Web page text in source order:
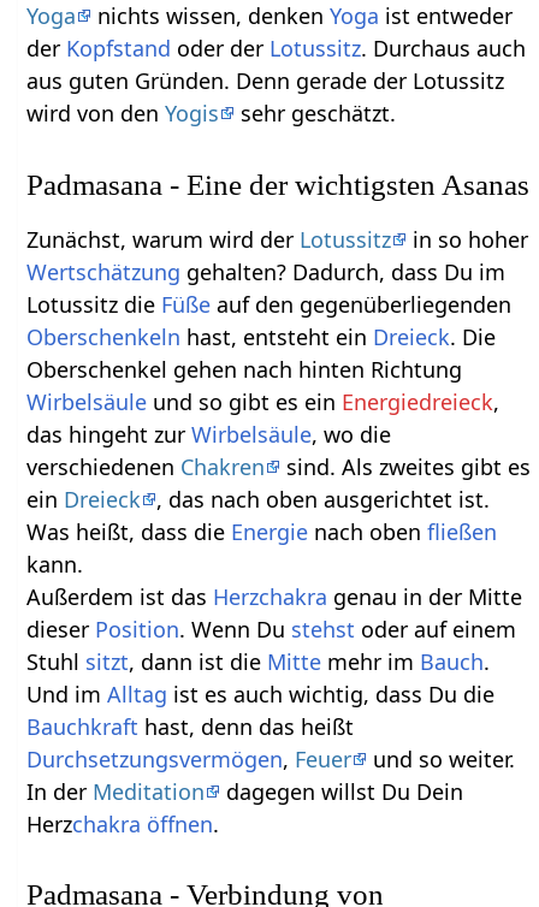
Yoga
nichts wissen, denkenYoga ist entweder
der Kopfstand oder der Lotussitz. Durchaus auch
aus guten Gründen. Denn gerade der Lotussitz
wird von denYogis sehr geschätzt.
Padmasana - Eine der wichtigsten Asanas
Zunächst, warum wird der Lotussitz
in so hoher
Wertschätzung gehalten? Dadurch, dass Du im
Lotussitz die Füße auf den gegenüberliegenden
Oberschenkeln hast, entsteht ein Dreieck. Die
Oberschenkel gehen nach hinten Richtung
Wirbelsäule und so gibt es ein Energiedreieck,
das hingeht zurWirbelsäule, wo die
verschiedenen Chakren
sind. Als zweites gibt es
ein Dreieck , das nach oben ausgerichtet ist.
Was heißt, dass die Energie nach obenfließen
kann.
Außerdem ist das Herzchakra genau in der Mitte
dieser Position. Wenn Du stehst oder auf einem
Stuhl sitzt, dann ist die Mitte mehr im Bauch.
Und imAlltag ist es auch wichtig, dass Du die
Bauchkraft hast, denn das heißt
Durchsetzungsvermögen, Feuer
und so weiter.
In der Meditation
dagegen willst Du Dein
Herzchakra öffnen.
Padmasana - Verbindung von